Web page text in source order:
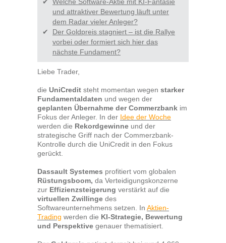
und attraktiver Bewertung läuft unter
dem Radar vieler Anleger?
✔
Der Goldpreis stagniert – ist die Rallye
vorbei oder formiert sich hier das
nächste Fundament?
Liebe Trader,
die UniCredit steht momentan wegen starker
Fundamentaldaten und wegen der
geplanten Übernahme der Commerzbank im
Fokus der Anleger. In der Idee der Woche
werden die Rekordgewinne und der
strategische Griff nach der Commerzbank-
Kontrolle durch die UniCredit in den Fokus
gerückt.
Dassault Systemes profitiert vom globalen
Rüstungsboom, da Verteidigungskonzerne
zur Effizienzsteigerung verstärkt auf die
virtuellen Zwillinge des
Softwareunternehmens setzen. In Aktien-
Trading werden die KI-Strategie, Bewertung
und Perspektive genauer thematisiert.